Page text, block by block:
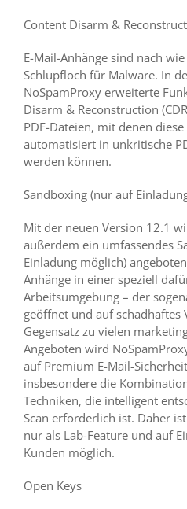
Content Disarm &
E-Mail-Anhänge sind nach
Schlupfloch für Malware. In
NoSpamProxy erweiterte
Disarm & Reconstruction
PDF-Dateien, mit denen
automatisiert in unkritische
werden können.
Sandboxing (nur auf
Mit der neuen Version 12.1
außerdem ein umfassendes
Einladung möglich)
Anhänge in einer speziell
Arbeitsumgebung – der
geöffnet und auf schadhaftes
Gegensatz zu vielen
Angeboten wird
auf Premium E-Mail-
insbesondere die
Techniken, die intelligent
Scan erforderlich ist. Daher
nur als Lab-Feature und auf
Kunden möglich.
Open Keys